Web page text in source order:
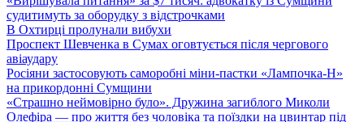
судитимуть за оборудку з відстрочками
В Охтирці пролунали вибухи
Проспект Шевченка в Сумах оговтується після чергового
авіаудару
Росіяни застосовують саморобні міни-пастки «Лампочка-Н»
на прикордонні Сумщини
«Страшно неймовірно було». Дружина загиблого Миколи
Олефіра — про життя без чоловіка та поїздки на цвинтар під